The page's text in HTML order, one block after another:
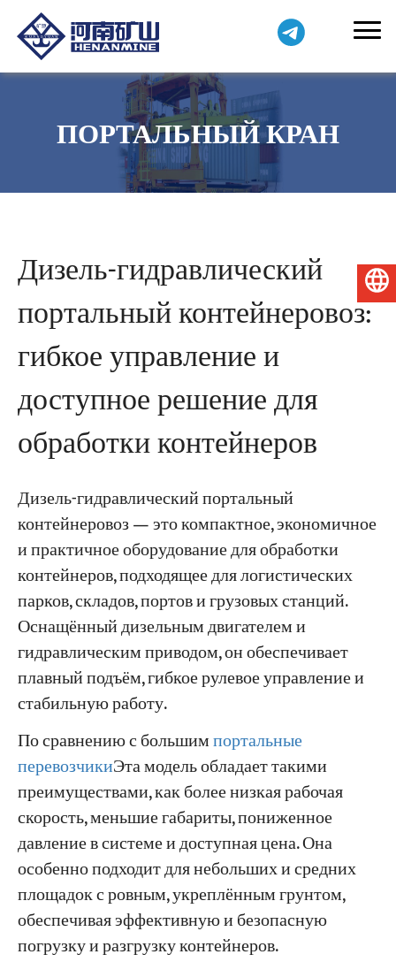
Проекты
Новости
Заявления
О нас
Свяжитесь с Нами
ПОРТАЛЬНЫЙ КРАН
Дизель-гидравлический
портальный контейнеровоз:
гибкое управление и
доступное решение для
обработки контейнеров
Дизель-гидравлический портальный
контейнеровоз — это компактное, экономичное
и практичное оборудование для обработки
контейнеров, подходящее для логистических
парков, складов, портов и грузовых станций.
Оснащённый дизельным двигателем и
гидравлическим приводом, он обеспечивает
плавный подъём, гибкое рулевое управление и
стабильную работу.
По сравнению с большимпортальные
перевозчикиЭта модель обладает такими
преимуществами, как более низкая рабочая
скорость, меньшие габариты, пониженное
давление в системе и доступная цена. Она
особенно подходит для небольших и средних
площадок с ровным, укреплённым грунтом,
обеспечивая эффективную и безопасную
погрузку и разгрузку контейнеров.
Русский